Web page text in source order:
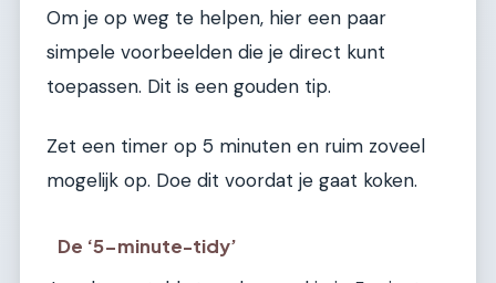
Om je op weg te helpen, hier een paar
simpele voorbeelden die je direct kunt
toepassen. Dit is een gouden tip.
Zet een timer op 5 minuten en ruim zoveel
mogelijk op. Doe dit voordat je gaat koken.
De ‘5-minute-tidy’